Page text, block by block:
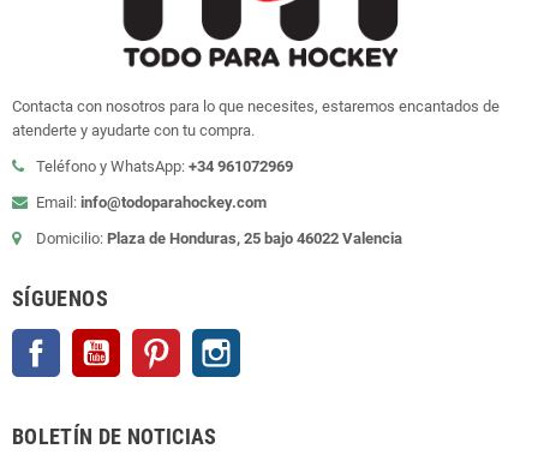
Contacta con nosotros para lo que necesites, estaremos encantados de
atenderte y ayudarte con tu compra.
Teléfono y WhatsApp: +34 961072969
Email: info@todoparahockey.com
Domicilio: Plaza de Honduras, 25 bajo 46022 Valencia
SÍGUENOS
Facebook YouTube Pinterest
BOLETÍN DE NOTICIAS